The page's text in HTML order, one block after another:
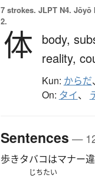
7 strokes. JLPT N4.
2.
体 body,
reality,
Kun: からだ
On: タイ、
Sentences —
歩きタバコはマナー
じちたい